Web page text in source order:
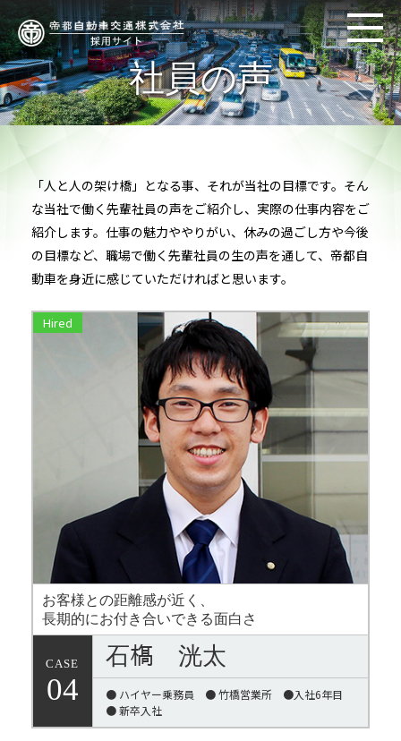
社員の声
「人と人の架け橋」となる事、それが当社の目標です。そん
な当社で働く先輩社員の声をご紹介し、実際の仕事内容をご
紹介します。仕事の魅力ややりがい、休みの過ごし方や今後
の目標など、職場で働く先輩社員の生の声を通して、帝都自
動車を身近に感じていただければと思います。
Hired
お客様との距離感が近く、
長期的にお付き合いできる面白さ
CASE
04
石𣘺 洸太
● ハイヤー乗務員 ● 竹橋営業所 ●入社6年目
● 新卒入社